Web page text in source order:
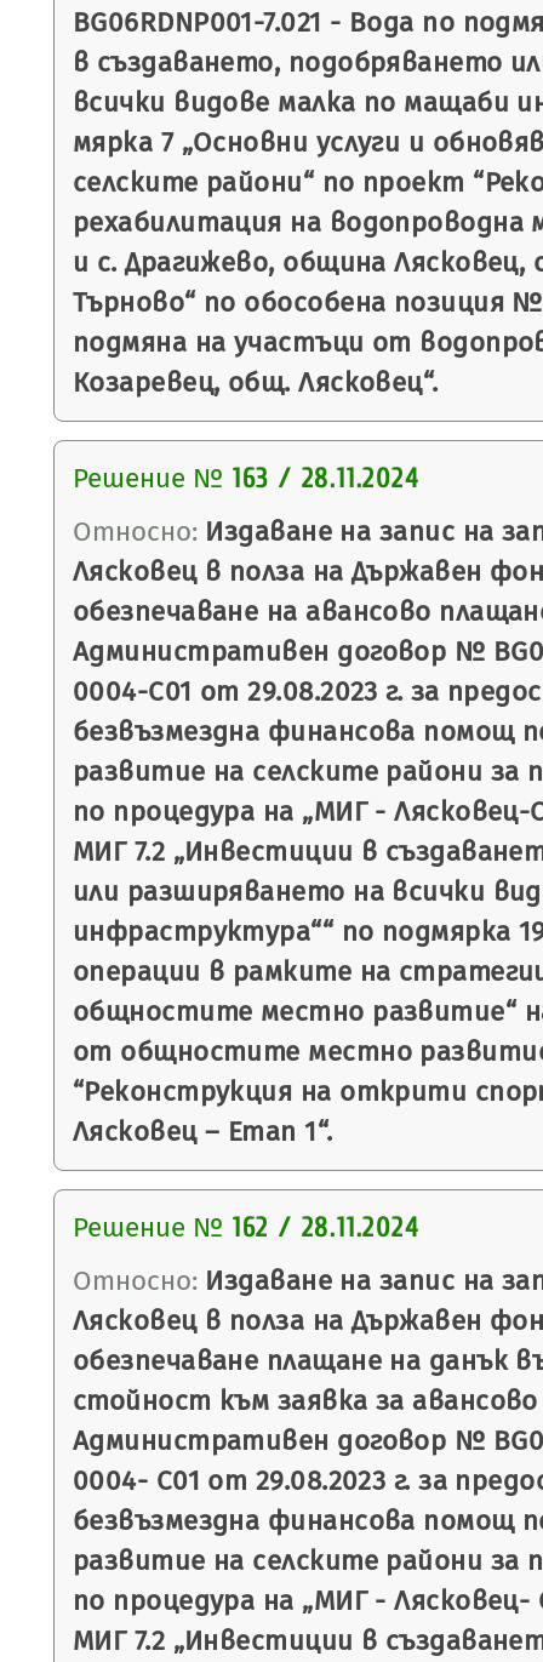
BG06RDNP001-7.021 - Вода по
в създаването, подобряването
всички видове малка по мащаби
мярка 7 „Основни услуги и
селските райони“ по проект
рехабилитация на водопроводна
и с. Драгижево, община Лясковец,
Търново“ по обособена позиция
подмяна на участъци от
Козаревец, общ. Лясковец“.
Решение № 163 / 28.11.2024
Относно: Издаване на запис на
Лясковец в полза на Държавен
обезпечаване на авансово
Административен договор №
0004-C01 от 29.08.2023 г. за
безвъзмездна финансова помощ
развитие на селските райони за
по процедура на „МИГ - Лясковец-
МИГ 7.2 „Инвестиции в
или разширяването на всички
инфраструктура““ по подмярка
операции в рамките на
общностите местно развитие“
от общностите местно
“Реконструкция на открити
Лясковец – Етап 1“.
Решение № 162 / 28.11.2024
Относно: Издаване на запис на
Лясковец в полза на Държавен
обезпечаване плащане на данък
стойност към заявка за
Административен договор №
0004- С01 от 29.08.2023 г. за
безвъзмездна финансова помощ
развитие на селските райони за
по процедура на „МИГ -
МИГ 7.2 „Инвестиции в